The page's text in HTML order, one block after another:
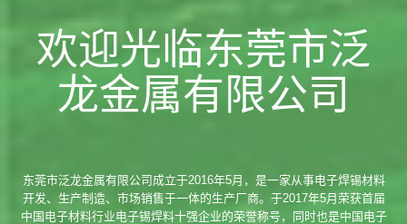
欢迎光临东莞市泛
龙金属有限公司
东莞市泛龙金属有限公司成立于2016年5月，是一家从事电子焊锡材料
开发、生产制造、市场销售于一体的生产厂商。于2017年5月荣获首届
中国电子材料行业电子锡焊料十强企业的荣誉称号，同时也是中国电子